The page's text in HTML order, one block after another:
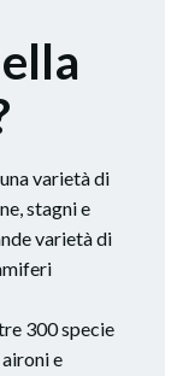
varietà di
stagni e
varietà di
300 specie
e